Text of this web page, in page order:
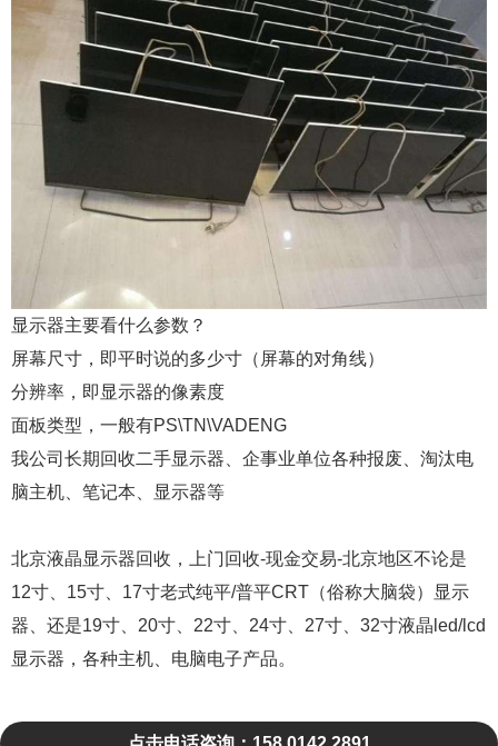
显示器主要看什么参数？
屏幕尺寸，即平时说的多少寸（屏幕的对角线）
分辨率，即显示器的像素度
面板类型，一般有PS\TN\VADENG
我公司长期回收二手显示器、企事业单位各种报废、淘汰电
脑主机、笔记本、显示器等
北京液晶显示器回收，上门回收-现金交易-北京地区不论是
12寸、15寸、17寸老式纯平/普平CRT（俗称大脑袋）显示
器、还是19寸、20寸、22寸、24寸、27寸、32寸液晶led/lcd
显示器，各种主机、电脑电子产品。